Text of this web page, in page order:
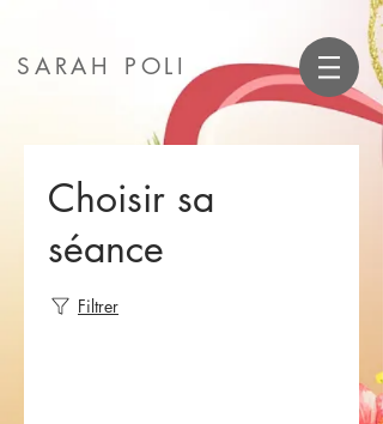
SARAH POLI
Choisir sa
séance
Filtrer